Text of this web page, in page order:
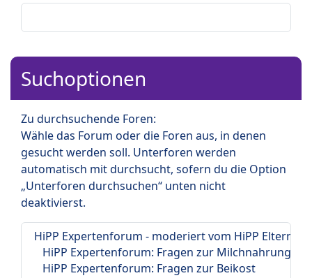
Suchoptionen
Zu durchsuchende Foren:
Wähle das Forum oder die Foren aus, in denen
gesucht werden soll. Unterforen werden
automatisch mit durchsucht, sofern du die Option
„Unterforen durchsuchen“ unten nicht
deaktivierst.